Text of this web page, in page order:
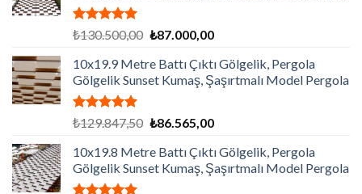
5 üzerinden
aldı
₺130.500,00 Orijinal
₺130.500,00.
₺87.000,00Şu
fiyat:
₺87.000,00.
10x19.9 Metre Battı Çıktı Gölgelik, Pergola
Gölgelik Sunset Kumaş, Şaşırtmalı Model Pergola
5 üzerinden
aldı
₺129.847,50 Orijinal
₺129.847,50.
₺86.565,00Şu
fiyat:
₺86.565,00.
10x19.8 Metre Battı Çıktı Gölgelik, Pergola
Gölgelik Sunset Kumaş, Şaşırtmalı Model Pergola